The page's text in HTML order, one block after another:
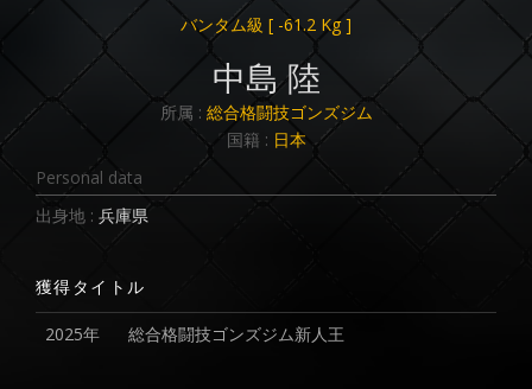
バンタム級 [ -61.2 Kg ]
中島 陸
所属 : 総合格闘技ゴンズジム
国籍 : 日本
Personal data
出身地 : 兵庫県
獲得タイトル
2025年 総合格闘技ゴンズジム新人王